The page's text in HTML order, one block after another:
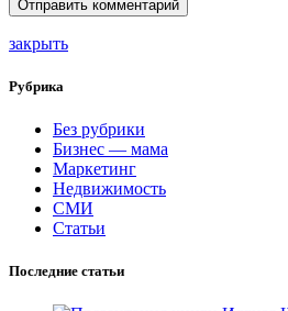
закрыть
Рубрика
Без рубрики
Бизнес — мама
Маркетинг
Недвижимость
СМИ
Статьи
Последние статьи